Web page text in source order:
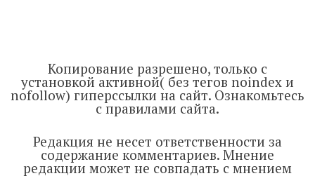
Копирование разрешено, только с
установкой активной( без тегов noindex и
nofollow) гиперссылки на сайт. Ознакомьтесь
с правилами сайта.
Редакция не несет ответственности за
содержание комментариев. Мнение
редакции может не совпадать с мнением